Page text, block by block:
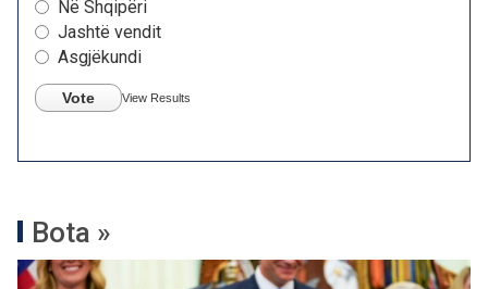
Në Shqipëri
Jashtë vendit
Asgjëkundi
Vote View Results
Bota »